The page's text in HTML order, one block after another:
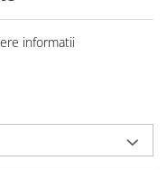
informatii